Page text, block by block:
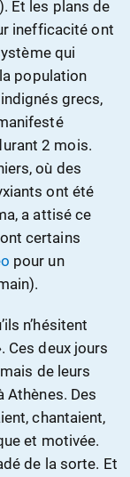
Et les plans de
inefficacité ont
qui
population
grecs,
2 mois.
où des
ont été
a attisé ce
certains
pour un
n’hésitent
Ces deux jours
de leurs
Athènes. Des
chantaient,
et motivée.
de la sorte. Et